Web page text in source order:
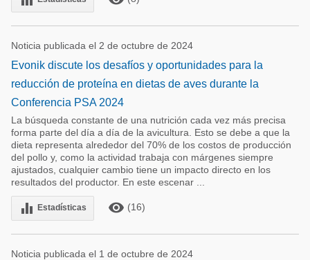
Noticia publicada el 2 de octubre de 2024
Evonik discute los desafíos y oportunidades para la
reducción de proteína en dietas de aves durante la
Conferencia PSA 2024
La búsqueda constante de una nutrición cada vez más precisa
forma parte del día a día de la avicultura. Esto se debe a que la
dieta representa alrededor del 70% de los costos de producción
del pollo y, como la actividad trabaja con márgenes siempre
ajustados, cualquier cambio tiene un impacto directo en los
resultados del productor. En este escenar ...
equalizer Estadísticas remove_red_eye (16)
Noticia publicada el 1 de octubre de 2024